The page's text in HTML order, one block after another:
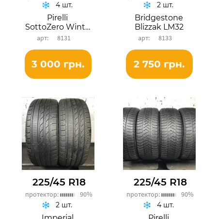
Pirelli
SottoZero Winter 240 Serie II
8131
4 шт.
3 000 грн.
Bridgestone
Blizzak LM32
8133
2 шт.
2 750 грн.
225/45 R18
протектор: 90%
2 шт.
225/45 R18
протектор: 90%
4 шт.